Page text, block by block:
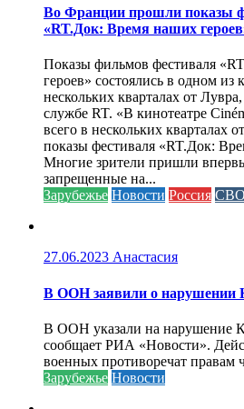
Во Франции прошли показы
«RT.Док: Время наших
Показы фильмов фестиваля
героев» состоялись в одном из
нескольких кварталах от
службе RT. «В кинотеатре
всего в нескольких кварталах
показы фестиваля «RT.Док:
Многие зрители пришли
запрещенные на...
Зарубежье Новости Россия СВО
27.06.2023 Анастасия
В ООН заявили о нарушении
В ООН указали на нарушение
сообщает РИА «Новости».
военных противоречат правам
Зарубежье Новости